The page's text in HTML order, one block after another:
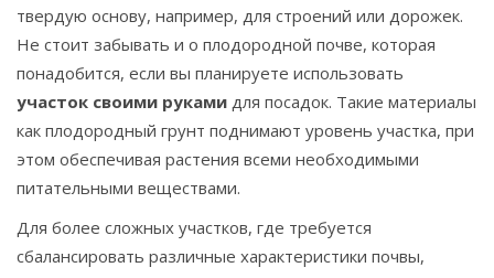
твердую основу, например, для строений или дорожек.
Не стоит забывать и о плодородной почве, которая
понадобится, если вы планируете использовать
участок своими руками для посадок. Такие материалы
как плодородный грунт поднимают уровень участка, при
этом обеспечивая растения всеми необходимыми
питательными веществами.
Для более сложных участков, где требуется
сбалансировать различные характеристики почвы,